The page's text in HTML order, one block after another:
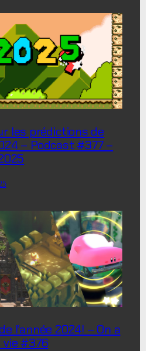
les prédictions de
– Podcast #377 –
l’année 2024! – On a
#376